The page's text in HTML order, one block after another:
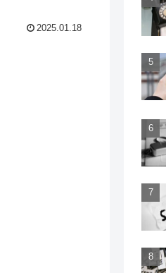
2025.01.18